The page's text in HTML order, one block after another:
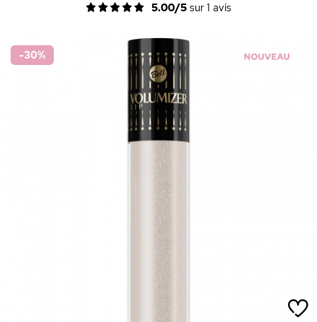
5.00/5 sur 1 avis
-30%